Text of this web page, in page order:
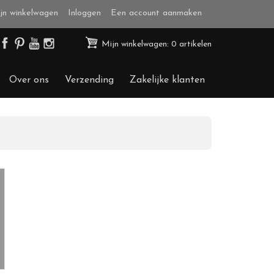
winkelwagen Inloggen Een account aanmaken
Mijn winkelwagen: 0 artikelen
Over ons Verzending Zakelijke klanten